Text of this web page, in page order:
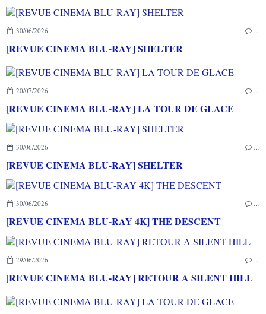
30/06/2026 …
[REVUE CINEMA BLU-RAY] SHELTER
20/07/2026 …
[REVUE CINEMA BLU-RAY] LA TOUR DE GLACE
30/06/2026 …
[REVUE CINEMA BLU-RAY] SHELTER
30/06/2026 …
[REVUE CINEMA BLU-RAY 4K] THE DESCENT
29/06/2026 …
[REVUE CINEMA BLU-RAY] RETOUR A SILENT HILL